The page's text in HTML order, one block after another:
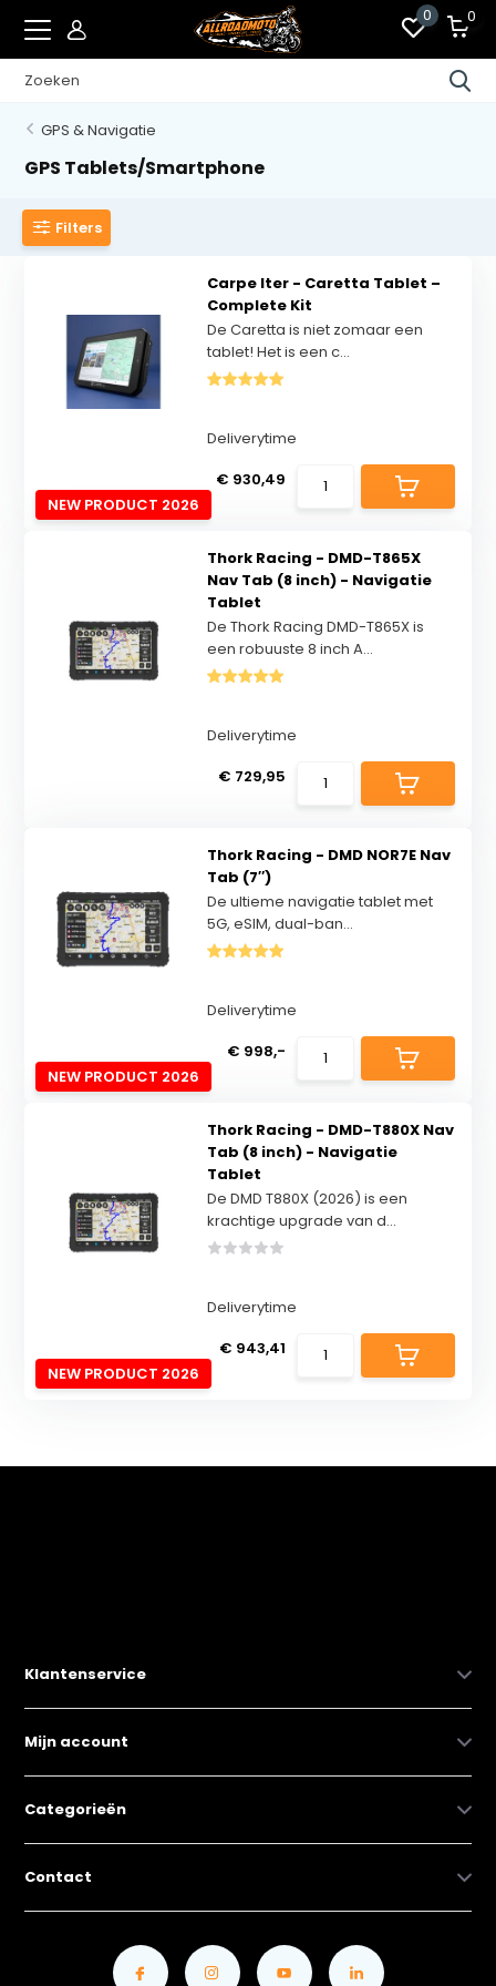
0 0
GPS & Navigatie
GPS Tablets/Smartphone
Filters
NEW PRODUCT 2026
Carpe Iter - Caretta Tablet –
Complete Kit
De Caretta is niet zomaar een
tablet! Het is een c...
Deliverytime
€ 930,49
Thork Racing - DMD-T865X
Nav Tab (8 inch) - Navigatie
Tablet
De Thork Racing DMD-T865X is
een robuuste 8 inch A...
Deliverytime
€ 729,95
NEW PRODUCT 2026
Thork Racing - DMD NOR7E Nav
Tab (7″)
De ultieme navigatie tablet met
5G, eSIM, dual-ban...
Deliverytime
€ 998,-
NEW PRODUCT 2026
Thork Racing - DMD-T880X Nav
Tab (8 inch) - Navigatie
Tablet
De DMD T880X (2026) is een
krachtige upgrade van d...
Deliverytime
€ 943,41
Klantenservice
Mijn account
Categorieën
Contact